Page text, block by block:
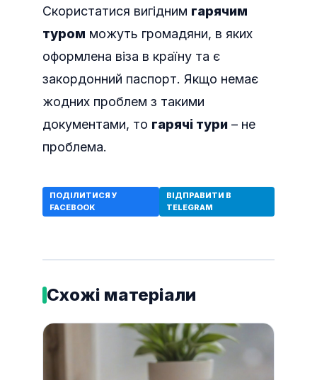
Скористатися вигідним гарячим
туром можуть громадяни, в яких
оформлена віза в країну та є
закордонний паспорт. Якщо немає
жодних проблем з такими
документами, то гарячі тури – не
проблема.
ПОДІЛИТИСЯ У
FACEBOOK
ВІДПРАВИТИ В
TELEGRAM
Схожі матеріали